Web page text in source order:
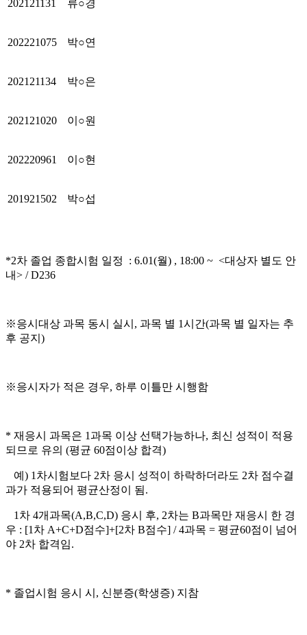
202121131 류○경
202221075 박○연
202121134 박○은
202121020 이○원
202220961 이○현
201921502 박○섭
*2차 졸업 종합시험 일정 : 6.01(월) , 18:00 ~ <대상자 별도 안
내> / D236
※응시대상 과목 동시 실시, 과목 별 1시간(과목 별 일자는 추
후 공지)
※응시자가 적은 경우, 하루 이틀만 시행함
* 재응시 과목은 1과목 이상 선택가능하나, 최신 성적이 적용
되므로 유의 (평균 60점이상 합격)
예) 1차시험보다 2차 응시 성적이 하락하더라도 2차 점수결
과가 적용되어 평균산정이 됨.
1차 4개과목(A,B,C,D) 응시 후, 2차는 B과목만 재응시 한 경
우 : [1차 A+C+D점수]+[2차 B점수] / 4과목 = 평균60점이 넘어
야 2차 합격임.
* 졸업시험 응시 시, 신분증(학생증) 지참